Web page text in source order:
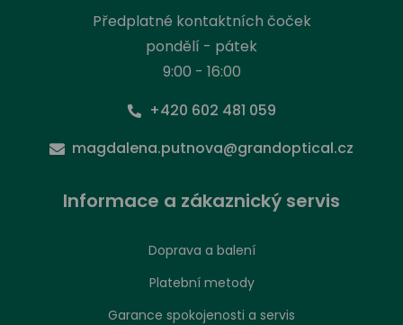
Předplatné kontaktních čoček
pondělí - pátek
9:00 - 16:00
+420 602 481 059
magdalena.putnova@grandoptical.cz
Informace a zákaznický servis
Doprava a balení
Platební metody
Garance spokojenosti a servis